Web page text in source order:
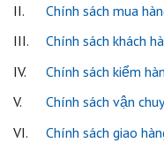
II.
Chính sách mua
III.
Chính sách khách
IV.
Chính sách kiểm
V.
Chính sách vận
VI.
Chính sách giao